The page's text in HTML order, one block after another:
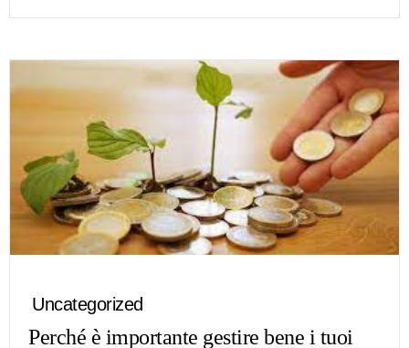
Uncategorized
Perché è importante gestire bene i tuoi